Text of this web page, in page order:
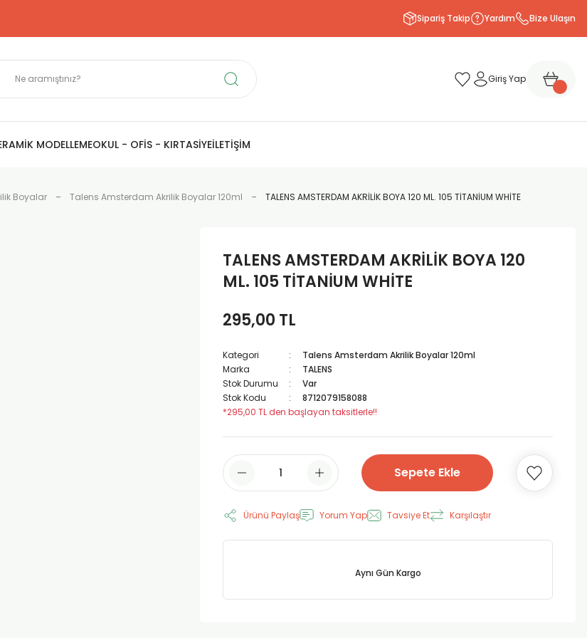
Sipariş Takip Yardım Bize Ulaşın
Giriş Yap
MODELLEMEOKUL - OFİS - KIRTASİYEİLETİŞİM
Boyalar Talens Amsterdam Akrilik Boyalar 120ml TALENS AMSTERDAM AKRİLİK BOYA 120 ML. 105 TİTANİUM WHİTE
TALENS AMSTERDAM AKRİLİK BOYA 120
ML. 105 TİTANİUM WHİTE
295,00 TL
Kategori
Talens Amsterdam Akrilik Boyalar 120ml
Marka
TALENS
Stok Durumu
Var
Stok Kodu
8712079158088
*295,00 TL den başlayan taksitlerle!!
Sepete Ekle
Ürünü Paylaş Yorum Yap Tavsiye Et Karşılaştır
Aynı Gün Kargo